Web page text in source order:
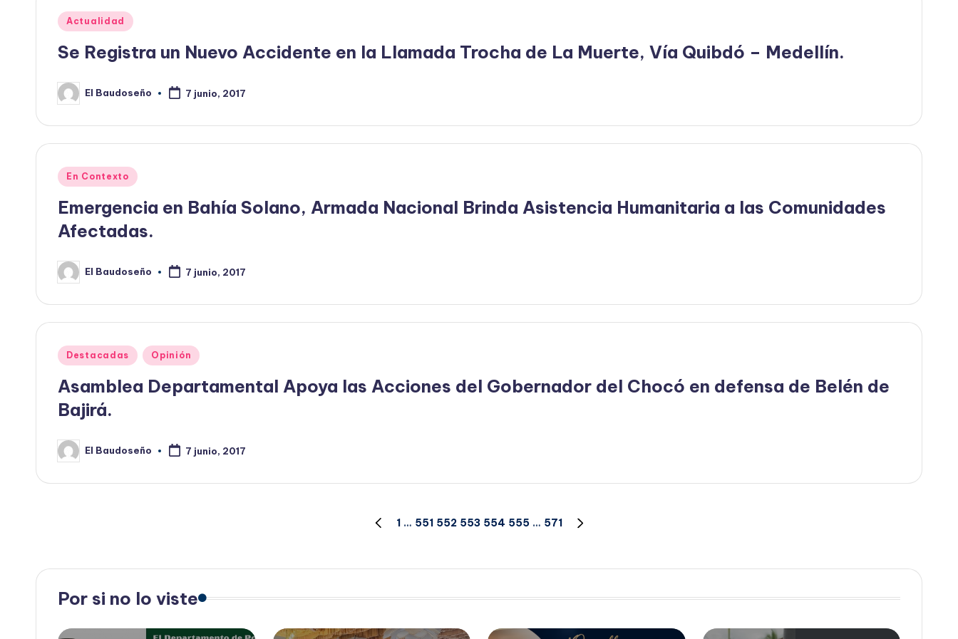
Publicado
Actualidad
Se Registra un Nuevo Accidente en la Llamada Trocha de La Muerte, Vía Quibdó – Medellín.
Publicado
por
El Baudoseño 7 junio, 2017
Publicado
En Contexto
Emergencia en Bahía Solano, Armada Nacional Brinda Asistencia Humanitaria a las Comunidades
Afectadas.
Publicado
por
El Baudoseño 7 junio, 2017
Publicado
Destacadas Opinión
Asamblea Departamental Apoya las Acciones del Gobernador del Chocó en defensa de Belén de
Bajirá.
Publicado
por
El Baudoseño 7 junio, 2017
de
entradas
PÁGINA
1 … 551 552 553 554 555 … 571
Por si no lo viste